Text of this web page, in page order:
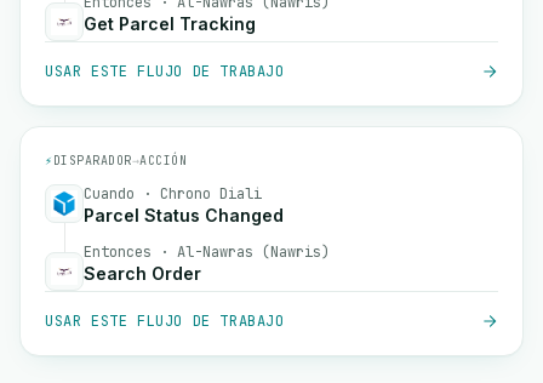
Get Parcel Tracking
USAR ESTE FLUJO DE TRABAJO
⚡ DISPARADOR→ACCIÓN
Cuando · Chrono Diali
Parcel Status Changed
Entonces · Al-Nawras (Nawris)
Search Order
USAR ESTE FLUJO DE TRABAJO